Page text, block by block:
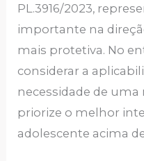
PL.3916/2023,
importante na
mais protetiva. No
considerar a
necessidade de
priorize o melhor
adolescente acima